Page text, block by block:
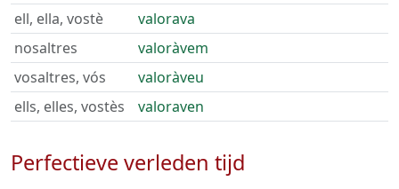
ell, ella, vostè
valorava
nosaltres
valoràvem
vosaltres, vós
valoràveu
ells, elles, vostès
valoraven
Perfectieve verleden tijd